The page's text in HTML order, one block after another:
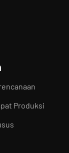
Produksi